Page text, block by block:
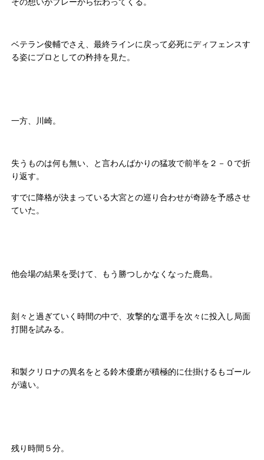
その想いがプレーから伝わってくる。
ベテラン俊輔でさえ、最終ラインに戻って必死にディフェンスす
る姿にプロとしての矜持を見た。
一方、川崎。
失うものは何も無い、と言わんばかりの猛攻で前半を２－０で折
り返す。
すでに降格が決まっている大宮との巡り合わせが奇跡を予感させ
ていた。
他会場の結果を受けて、もう勝つしかなくなった鹿島。
刻々と過ぎていく時間の中で、攻撃的な選手を次々に投入し局面
打開を試みる。
和製クリロナの異名をとる鈴木優磨が積極的に仕掛けるもゴール
が遠い。
残り時間５分。